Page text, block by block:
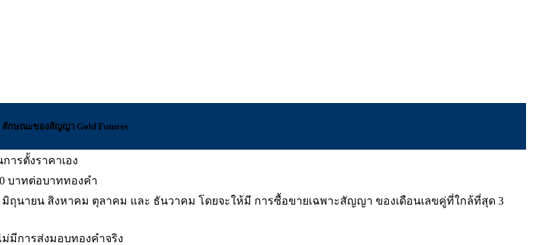
ลักษณะของสัญญา Gold Futures
ารตั้งราคาเอง
บาทต่อบาททองคำ
ถุนายน สิงหาคม ตุลาคม และ ธันวาคม โดยจะให้มี การซื้อขายเฉพาะสัญญา ของเดือนเลขคู่ที่ใกล้ที่สุด 3
ม่มีการส่งมอบทองคำจริง